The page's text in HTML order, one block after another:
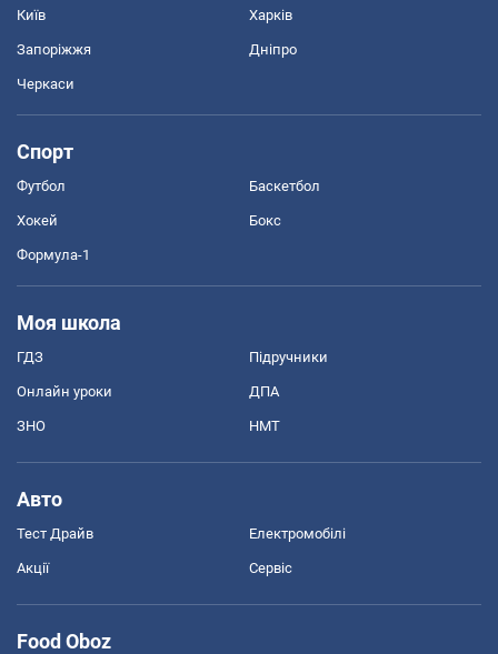
Київ Харків
Запоріжжя Дніпро
Черкаси
Спорт
Футбол Баскетбол
Хокей Бокс
Формула-1
Моя школа
ГДЗ Підручники
Онлайн уроки ДПА
ЗНО НМТ
Авто
Тест Драйв Електромобілі
Акції Сервіс
Food Oboz